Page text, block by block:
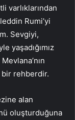
varlıklarından
Rumi’yi
Sevgiyi,
yaşadığımız
bir rehberdir.
alan
oluşturduğuna